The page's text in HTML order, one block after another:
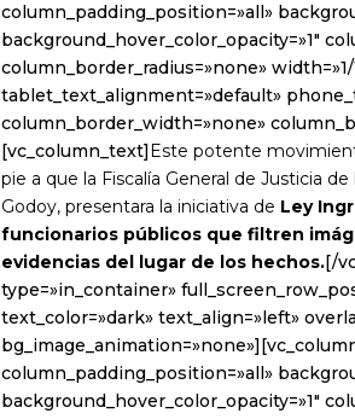
column_padding_position=»all»
background_hover_color_opacity=»1″
column_border_radius=»none»
tablet_text_alignment=»default»
column_border_width=»none»
[vc_column_text]Este potente
pie a que la Fiscalía General de Justicia
Godoy, presentara la iniciativa de Ley
funcionarios públicos que filtren
evidencias del lugar de los hechos.[/
type=»in_container»
text_color=»dark» text_align=»left»
column_padding_position=»all»
background_hover_color_opacity=»1″